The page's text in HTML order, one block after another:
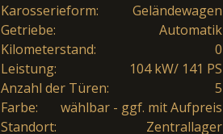
Karosserieform:
Geländewagen
Getriebe:
Automatik
Kilometerstand:
0
Leistung:
104 kW/ 141 PS
Anzahl der Türen:
5
Farbe:
wählbar - ggf. mit Aufpreis
Standort:
Zentrallager